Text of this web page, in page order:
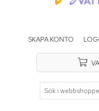
SKAPA KONTO